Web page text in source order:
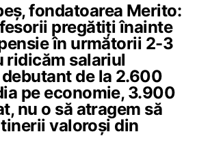
fondatoarea Merito:
pregătiți înainte
în următorii 2-3
ridicăm salariul
de la 2.600
pe economie, 3.900
nu o să atragem să
valoroși din